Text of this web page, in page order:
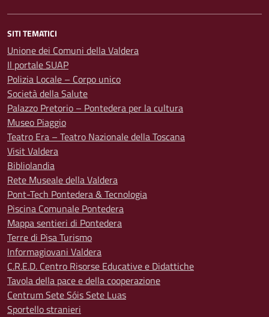
SITI TEMATICI
Unione dei Comuni della Valdera
Il portale SUAP
Polizia Locale – Corpo unico
Società della Salute
Palazzo Pretorio – Pontedera per la cultura
Museo Piaggio
Teatro Era – Teatro Nazionale della Toscana
Visit Valdera
Bibliolandia
Rete Museale della Valdera
Pont-Tech Pontedera & Tecnologia
Piscina Comunale Pontedera
Mappa sentieri di Pontedera
Terre di Pisa Turismo
Informagiovani Valdera
C.R.E.D. Centro Risorse Educative e Didattiche
Tavola della pace e della cooperazione
Centrum Sete Sóis Sete Luas
Sportello stranieri